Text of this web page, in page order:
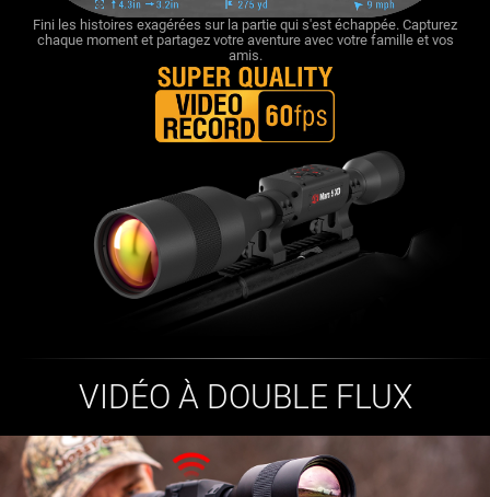
Fini les histoires exagérées sur la partie qui s'est échappée. Capturez
chaque moment et partagez votre aventure avec votre famille et vos
amis.
VIDÉO À DOUBLE FLUX